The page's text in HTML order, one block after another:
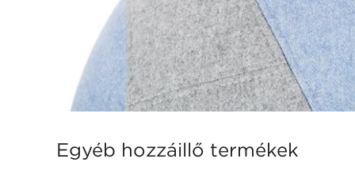
Egyéb hozzáillő termékek